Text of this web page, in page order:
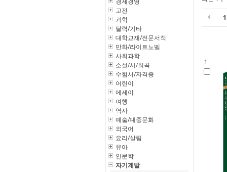
고전
과학
달력/기타
대학교재/전문서적
만화/라이트노벨
사회과학
소설/시/희곡
수험서/자격증
어린이
에세이
여행
역사
예술/대중문화
외국어
요리/살림
유아
인문학
자기계발
1.